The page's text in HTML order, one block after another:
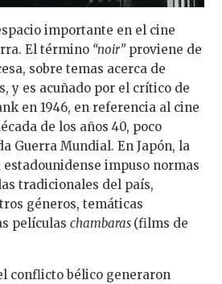
importante en el cine
El término “noir”proviene de
sobre temas acerca de
y es acuñado por el crítico de
en 1946, en referencia al cine
de los años 40, poco
Guerra Mundial. En Japón, la
impuso normas
tradicionales del país,
géneros, temáticas
películas chambaras (films de
conflicto bélico generaron